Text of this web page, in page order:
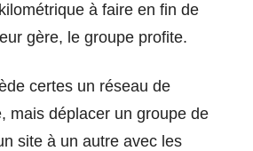
à faire en fin de
gère, le groupe profite.
certes un réseau de
mais déplacer un groupe de
site à un autre avec les